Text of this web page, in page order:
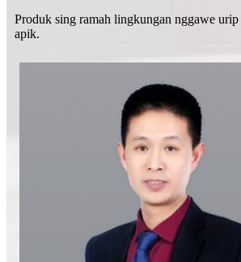
Produk sing ramah lingkungan nggawe
apik.